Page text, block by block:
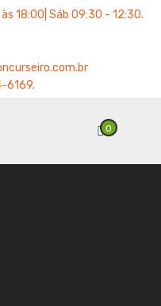
18:00| Sáb 09:30 - 12:30.
6169.
0